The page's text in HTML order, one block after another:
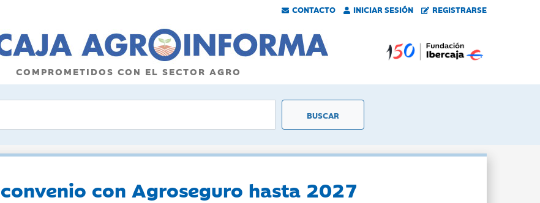
CONTACTO INICIAR SESIÓN REGISTRARSE
COMPROMETIDOS CON EL SECTOR AGRO
con Agroseguro hasta 2027